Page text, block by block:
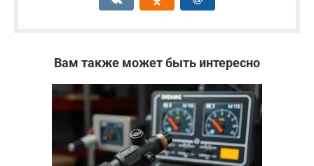
Вам также может быть интересно